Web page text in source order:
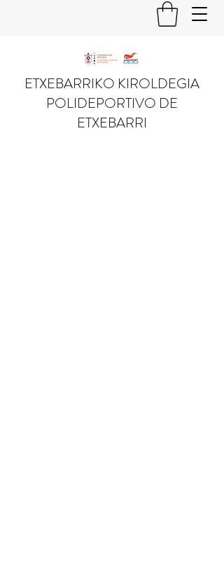
ETXEBARRIKO KIROLDEGIA
POLIDEPORTIVO DE
ETXEBARRI